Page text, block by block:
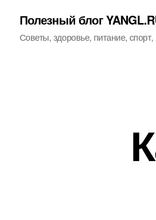
Полезный блог
Советы, здоровье, питание,